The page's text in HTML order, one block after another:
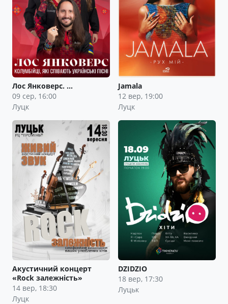
Лос Янковерс. …
09 сер, 16:00
Луцк
Jamala
12 вер, 19:00
Луцк
Акустичний концерт
«Rock залежність»
14 вер, 18:30
Луцк
DZIDZIO
18 вер, 17:30
Луцьк